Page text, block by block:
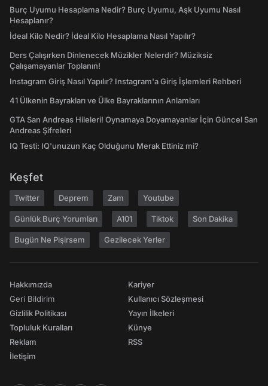
Burç Uyumu Hesaplama Nedir? Burç Uyumu, Aşk Uyumu Nasıl
Hesaplanır?
İdeal Kilo Nedir? İdeal Kilo Hesaplama Nasıl Yapılır?
Ders Çalışırken Dinlenecek Müzikler Nelerdir? Müziksiz
Çalışamayanlar Toplanın!
Instagram Giriş Nasıl Yapılır? Instagram'a Giriş İşlemleri Rehberi
41 Ülkenin Bayrakları ve Ülke Bayraklarının Anlamları
GTA San Andreas Hileleri! Oynamaya Doyamayanlar İçin Güncel San
Andreas Şifreleri
IQ Testi: IQ'unuzun Kaç Olduğunu Merak Ettiniz mi?
Keşfet
Twitter Deprem Zam Youtube
Günlük Burç Yorumları A101 Tiktok Son Dakika
Bugün Ne Pişirsem Gezilecek Yerler
Hakkımızda
Geri Bildirim
Gizlilik Politikası
Topluluk Kuralları
Reklam
İletişim
Kariyer
Kullanıcı Sözleşmesi
Yayın İlkeleri
Künye
RSS